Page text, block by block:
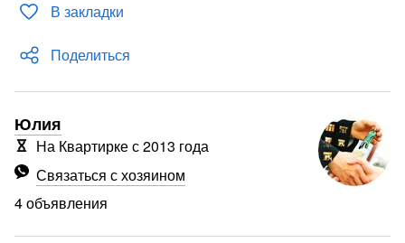
В закладки
Поделиться
Юлия
Связаться с хозяином
4 объявления
На Квартирке с 2013 года